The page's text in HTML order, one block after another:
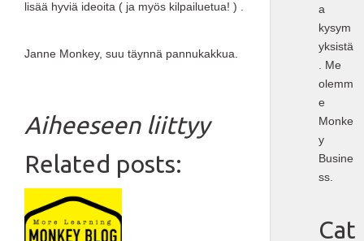
lisää hyviä ideoita ( ja myös kilpailuetua! ) .
Janne Monkey, suu täynnä pannukakkua.
Aiheeseen liittyy
Related posts:
a
kysym
yksistä
. Me
olemm
e
Monke
y
Busine
ss.
Cat